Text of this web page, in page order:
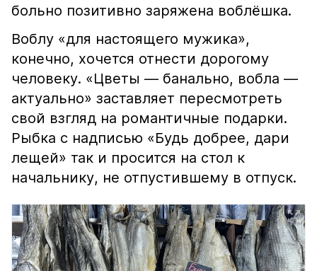
больно позитивно заряжена воблёшка.
Воблу «для настоящего мужика»,
конечно, хочется отнести дорогому
человеку. «Цветы — банально, вобла —
актуально» заставляет пересмотреть
свой взгляд на романтичные подарки.
Рыбка с надписью «Будь добрее, дари
лещей» так и просится на стол к
начальнику, не отпустившему в отпуск.